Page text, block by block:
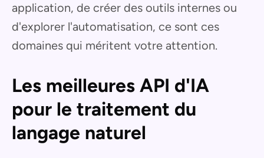
application, de créer des outils internes ou
d'explorer l'automatisation, ce sont ces
domaines qui méritent votre attention.
Les meilleures API d'IA
pour le traitement du
langage naturel